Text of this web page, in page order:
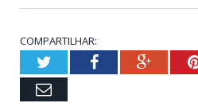
COMPARTILHAR:
TwitterFacebook
Email